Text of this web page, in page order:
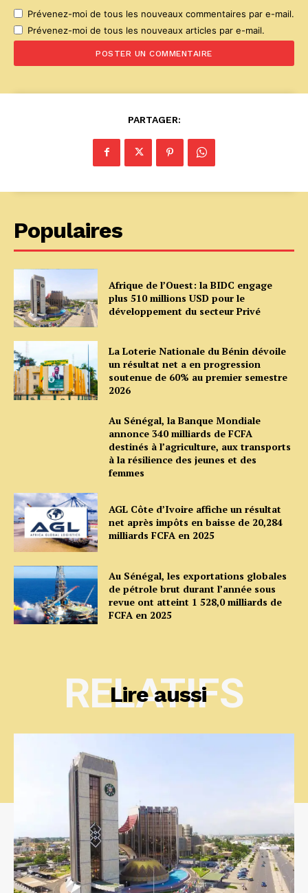
Prévenez-moi de tous les nouveaux commentaires par e-mail.
Prévenez-moi de tous les nouveaux articles par e-mail.
PARTAGER:
Populaires
Afrique de l’Ouest: la BIDC engage
plus 510 millions USD pour le
développement du secteur Privé
La Loterie Nationale du Bénin dévoile
un résultat net a en progression
soutenue de 60% au premier semestre
2026
Au Sénégal, la Banque Mondiale
annonce 340 milliards de FCFA
destinés à l’agriculture, aux transports
à la résilience des jeunes et des
femmes
AGL Côte d’Ivoire affiche un résultat
net après impôts en baisse de 20,284
milliards FCFA en 2025
Au Sénégal, les exportations globales
de pétrole brut durant l’année sous
revue ont atteint 1 528,0 milliards de
FCFA en 2025
Lire aussi
RELATIFS